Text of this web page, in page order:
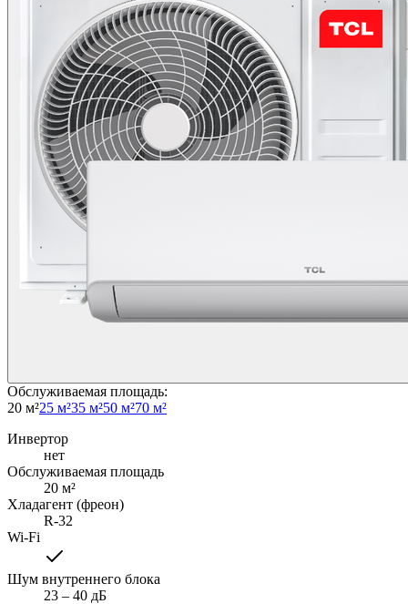
Обслуживаемая площадь:
20 м²25 м²35 м²50 м²70 м²
Инвертор
нет
Обслуживаемая площадь
20 м²
Хладагент (фреон)
R-32
Wi-Fi
Шум внутреннего блока
23 ‒ 40 дБ